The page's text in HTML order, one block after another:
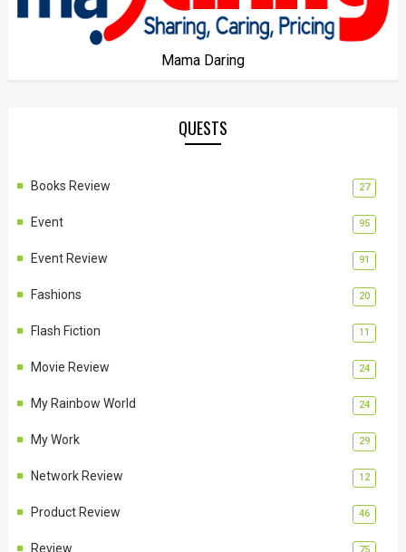
Mama Daring
QUESTS
Books Review 27
Event 95
Event Review 91
Fashions 20
Flash Fiction 11
Movie Review 24
My Rainbow World 24
My Work 29
Network Review 12
Product Review 46
Review 75